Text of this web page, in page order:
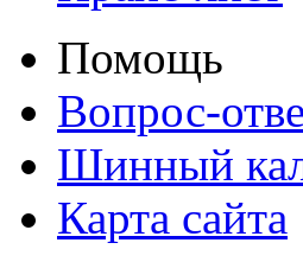
Помощь
Вопрос-
Шинный
Карта сайта